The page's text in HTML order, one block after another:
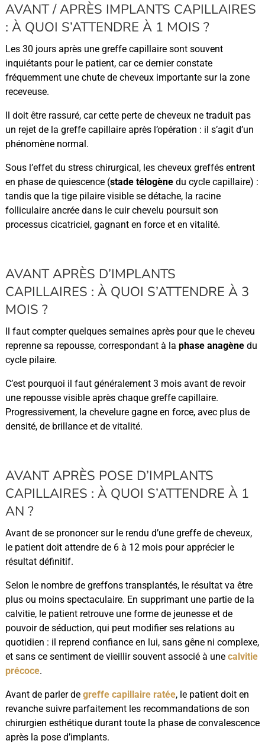
AVANT / APRÈS IMPLANTS CAPILLAIRES
: À QUOI S’ATTENDRE À 1 MOIS ?
Les 30 jours après une greffe capillaire sont souvent
inquiétants pour le patient, car ce dernier constate
fréquemment une chute de cheveux importante sur la zone
receveuse.
Il doit être rassuré, car cette perte de cheveux ne traduit pas
un rejet de la greffe capillaire après l’opération : il s’agit d’un
phénomène normal.
Sous l’effet du stress chirurgical, les cheveux greffés entrent
en phase de quiescence (stade télogènedu cycle capillaire) :
tandis que la tige pilaire visible se détache, la racine
folliculaire ancrée dans le cuir chevelu poursuit son
processus cicatriciel, gagnant en force et en vitalité.
AVANT APRÈS D’IMPLANTS
CAPILLAIRES : À QUOI S’ATTENDRE À 3
MOIS ?
Il faut compter quelques semaines après pour que le cheveu
reprenne sa repousse, correspondant à la phase anagènedu
cycle pilaire.
C’est pourquoi il faut généralement 3 mois avant de revoir
une repousse visible après chaque greffe capillaire.
Progressivement, la chevelure gagne en force, avec plus de
densité, de brillance et de vitalité.
AVANT APRÈS POSE D’IMPLANTS
CAPILLAIRES : À QUOI S’ATTENDRE À 1
AN ?
Avant de se prononcer sur le rendu d’une greffe de cheveux,
le patient doit attendre de 6 à 12 mois pour apprécier le
résultat définitif.
Selon le nombre de greffons transplantés, le résultat va être
plus ou moins spectaculaire. En supprimant une partie de la
calvitie, le patient retrouve une forme de jeunesse et de
pouvoir de séduction, qui peut modifier ses relations au
quotidien : il reprend confiance en lui, sans gêne ni complexe,
et sans ce sentiment de vieillir souvent associé à une calvitie
précoce.
Avant de parler de greffe capillaire ratée, le patient doit en
revanche suivre parfaitement les recommandations de son
chirurgien esthétique durant toute la phase de convalescence
après la pose d’implants.